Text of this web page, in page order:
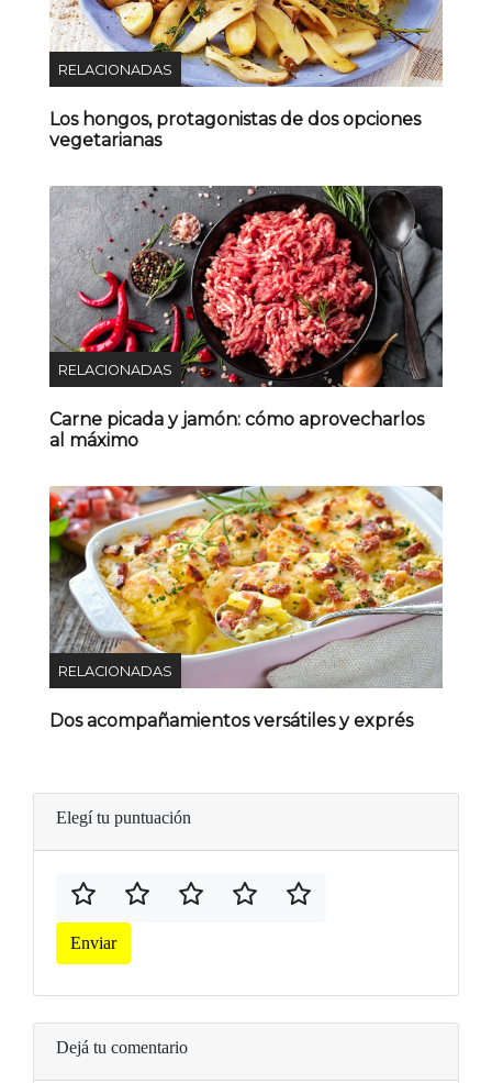
RELACIONADAS
Los hongos, protagonistas de dos opciones
vegetarianas
RELACIONADAS
Carne picada y jamón: cómo aprovecharlos
al máximo
RELACIONADAS
Dos acompañamientos versátiles y exprés
Elegí tu puntuación
Enviar
Dejá tu comentario